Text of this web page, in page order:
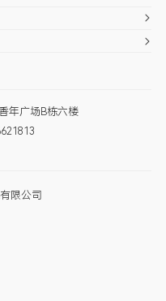
年广场B栋六楼
限公司